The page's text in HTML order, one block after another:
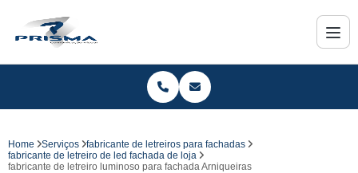
Home Serviços
fabricante de letreiros para fachadas
fabricante de letreiro de led fachada de loja
fabricante de letreiro luminoso para fachada Arniqueiras